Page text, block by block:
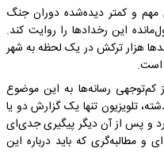
مهم و کمتر دیده‌شده دوران جنگ
این رخدادها را روایت کند.
هزار ترکش در یک لحظه به شهر
است.
کم‌توجهی رسانه‌ها به این موضوع
که در طول حدود ۹۰ روز گذشته، تلویزیون تنها یک گزارش دو یا
و پس از آن دیگر پیگیری جدی‌ای
و مطالبه‌گری که باید درباره این